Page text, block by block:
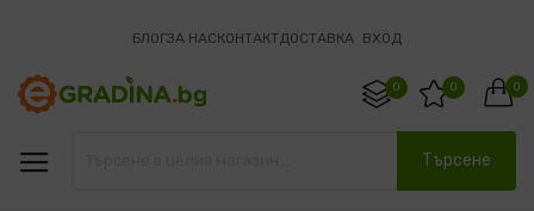
БЛОГЗА НАСКОНТАКТДОСТАВКА ВХОД
0
0 0
Търсене